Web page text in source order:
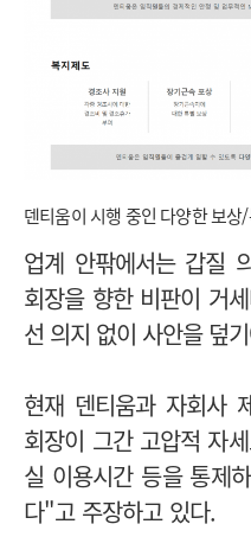
덴티움이 시행 중인 다양한 보상
업계 안팎에서는 갑질
회장을 향한 비판이 거
선 의지 없이 사안을 덮
현재 덴티움과 자회사
회장이 그간 고압적 자
실 이용시간 등을 통제
다"고 주장하고 있다.